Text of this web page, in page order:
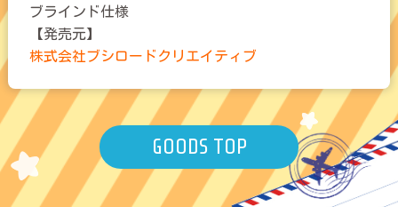
ブラインド仕様
【発売元】
株式会社ブシロードクリエイティブ
GOODS TOP